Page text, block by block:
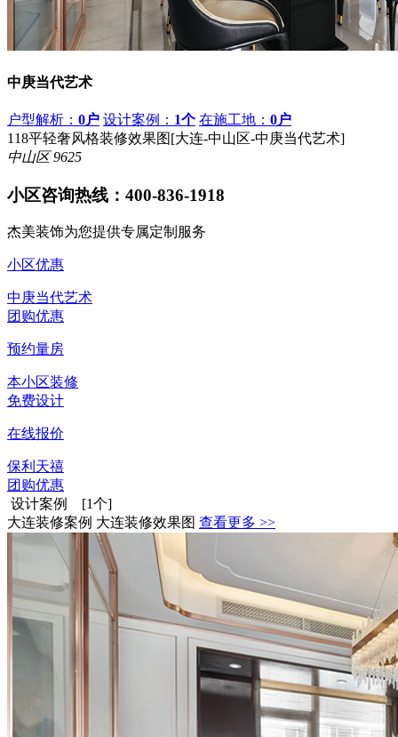
中庚当代艺术
户型解析： 0户 设计案例： 1个 在施工地： 0户
118平轻奢风格装修效果图[大连-中山区-中庚当代艺术]
中山区 9625
小区咨询热线： 400-836-1918
杰美装饰为您提供专属定制服务
小区优惠
中庚当代艺术
团购优惠
预约量房
本小区装修
免费设计
在线报价
保利天禧
团购优惠
设计案例 [1个]
大连装修案例 大连装修效果图 查看更多 >>